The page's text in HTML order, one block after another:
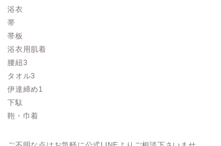
浴衣
帯
帯板
浴衣用肌着
腰紐3
タオル3
伊達締め1
下駄
鞄・巾着